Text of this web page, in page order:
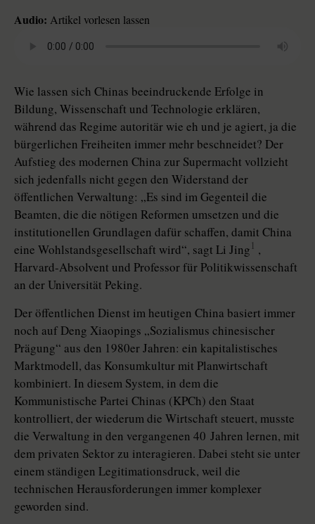
Audio: Artikel vorlesen lassen
Wie lassen sich Chinas beeindruckende Erfolge in
Bildung, Wissenschaft und Technologie erklären,
während das Regime autoritär wie eh und je agiert, ja die
bürgerlichen Freiheiten immer mehr beschneidet? Der
Aufstieg des modernen China zur Supermacht vollzieht
sich jedenfalls nicht gegen den Widerstand der
öffentlichen Verwaltung: „Es sind im Gegenteil die
Beamten, die die nötigen Reformen umsetzen und die
institutionellen Grundlagen dafür schaffen, damit China
eine Wohlstandsgesellschaft wird“, sagt Li Jing 1 ,
Harvard-Absolvent und Professor für Politikwissenschaft
an der Universität Peking.
Der öffentlichen Dienst im heutigen China basiert immer
noch auf Deng Xiaopings „Sozialismus chinesischer
Prägung“ aus den 1980er Jahren: ein kapitalistisches
Marktmodell, das Konsumkultur mit Planwirtschaft
kombiniert. In diesem System, in dem die
Kommunistische Partei Chinas (KPCh) den Staat
kontrolliert, der wiederum die Wirtschaft steuert, musste
die Verwaltung in den vergangenen 40 Jahren lernen, mit
dem privaten Sektor zu interagieren. Dabei steht sie unter
einem ständigen Legitimationsdruck, weil die
technischen Herausforderungen immer komplexer
geworden sind.